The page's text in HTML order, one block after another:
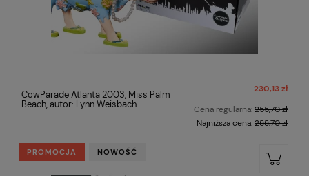
CowParade Atlanta 2003, Miss Palm
Beach, autor: Lynn Weisbach
230,13 zł
Cena regularna:255,70 zł
Najniższa cena:255,70 zł
PROMOCJA NOWOŚĆ